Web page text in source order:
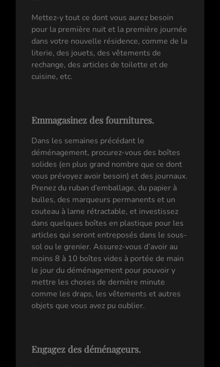
Mettez-y tout ce dont vous aurez besoin
pour la première nuit et la première journée
dans votre nouvelle résidence, comme de la
literie, des jouets, des vêtements de
rechange, des articles de toilette et de
cuisine, etc.
Emmagasinez des fournitures.
Dans les semaines précédant le
déménagement, procurez-vous des boîtes
solides (en plus grand nombre que ce dont
vous prévoyez avoir besoin) et des journaux.
Prenez du ruban d’emballage, du papier à
bulles, des marqueurs permanents et un
couteau à lame rétractable, et investissez
dans quelques boîtes en plastique pour les
articles qui seront entreposés dans le sous-
sol ou le grenier. Assurez-vous d’avoir au
moins 8 à 10 boîtes vides à portée de main
le jour du déménagement pour pouvoir y
mettre les choses de dernière minute
comme les draps, les vêtements et autres
objets que vous avez pu oublier.
Engagez des déménageurs.